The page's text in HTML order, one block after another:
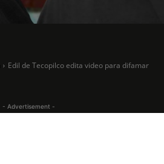
Edil de Tecopilco edita video para difamar
- Advertisement -